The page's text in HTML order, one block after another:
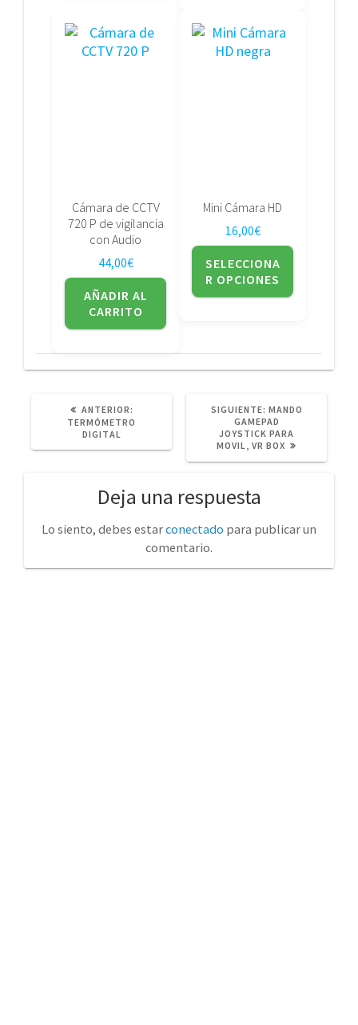
Cámara de CCTV
720 P de vigilancia
con Audio
44,00€
AÑADIR AL
CARRITO
Mini Cámara HD
16,00€
SELECCIONA
R OPCIONES
Este
producto
en
página
de
producto
ANTERIOR:
ANTERIOR:
TERMÓMETRO
DIGITAL
SIGUIENTE: SIGUIENTE
POST:
MANDO
GAMEPAD
JOYSTICK PARA
MOVIL, VR BOX
Deja una respuesta
Lo siento, debes estarconectado para publicar un
comentario.